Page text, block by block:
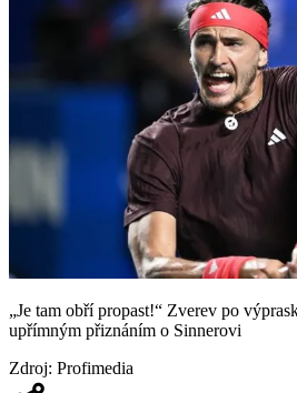
„Je tam obří propast!“ Zverev po
upřímným přiznáním o Sinnerovi
Zdroj: Profimedia